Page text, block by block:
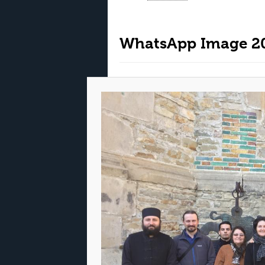
WhatsApp Image